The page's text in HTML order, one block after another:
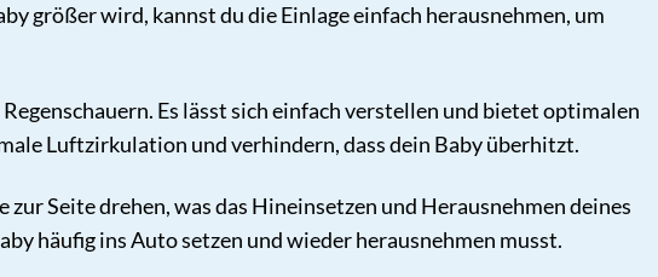
größer wird, kannst du die Einlage einfach herausnehmen, um
Es lässt sich einfach verstellen und bietet optimalen
Luftzirkulation und verhindern, dass dein Baby überhitzt.
Seite drehen, was das Hineinsetzen und Herausnehmen deines
häufig ins Auto setzen und wieder herausnehmen musst.